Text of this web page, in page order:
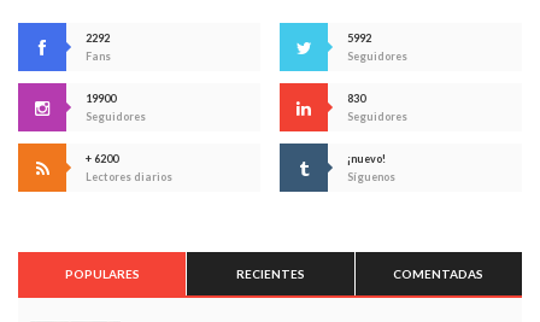
2292
Fans
5992
Seguidores
19900
Seguidores
830
Seguidores
+ 6200
Lectores diarios
¡nuevo!
Síguenos
POPULARES RECIENTES COMENTADAS